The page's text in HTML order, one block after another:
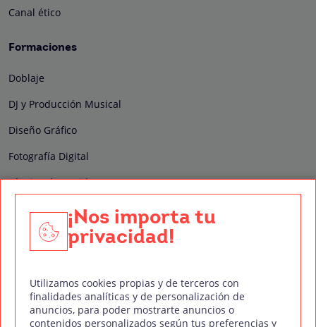
Canal ético
Formaciones
Doblaje
DJ y Producción Musical
Diseño Gráfico
Fotografía Digital
Técnico de Sonido
Edición y Postproducción de Vídeo
Nuestros sellos de calidad
¡Nos importa tu
privacidad!
Utilizamos cookies propias y de terceros con
finalidades analíticas y de personalización de
anuncios, para poder mostrarte anuncios o
contenidos personalizados según tus preferencias y